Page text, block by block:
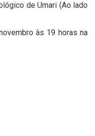
de Umari (Ao lado
às 19 horas na